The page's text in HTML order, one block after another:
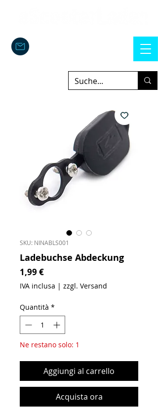
SKU: NINABLS001
Ladebuchse Abdeckung
1,99 €Prezzo
IVA inclusa | zzgl. Versand
Quantità *
Ne restano solo: 1
Aggiungi al carrello
Acquista ora